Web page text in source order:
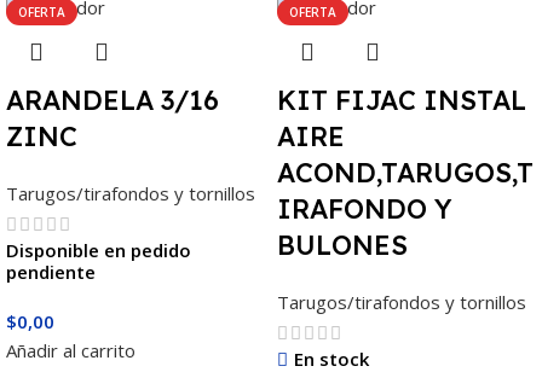
OFERTA
ARANDELA 3/16
ZINC
Tarugos/tirafondos y tornillos
Disponible en pedido
pendiente
$0,00
Añadir al carrito
OFERTA
KIT FIJAC INSTAL
AIRE
ACOND,TARUGOS,T
IRAFONDO Y
BULONES
Tarugos/tirafondos y tornillos
En stock